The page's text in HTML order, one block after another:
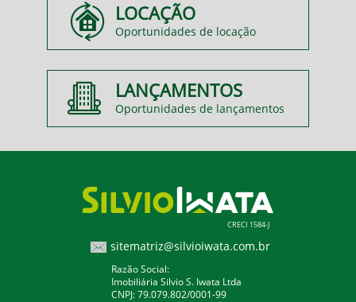
LOCAÇÃO
Oportunidades de locação
LANÇAMENTOS
Oportunidades de lançamentos
CRECI 1584-J
sitematriz@silvioiwata.com.br
Razão Social:
Imobiliária Silvio S. Iwata Ltda
CNPJ: 79.079.802/0001-99